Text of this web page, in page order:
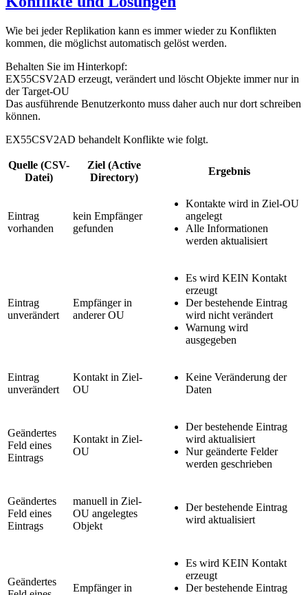
Wie bei jeder Replikation kann es immer wieder zu Konflikten
kommen, die möglichst automatisch gelöst werden.
Behalten Sie im Hinterkopf:
EX55CSV2AD erzeugt, verändert und löscht Objekte immer nur in
der Target-OU
Das ausführende Benutzerkonto muss daher auch nur dort schreiben
können.
EX55CSV2AD behandelt Konflikte wie folgt.
Quelle (CSV-
Datei)
Ziel (Active
Directory)
Ergebnis
Eintrag
vorhanden
kein Empfänger
gefunden
Kontakte wird in Ziel-OU
angelegt
Alle Informationen
werden aktualisiert
Eintrag
unverändert
Empfänger in
anderer OU
Es wird KEIN Kontakt
erzeugt
Der bestehende Eintrag
wird nicht verändert
Warnung wird
ausgegeben
Eintrag
unverändert
Kontakt in Ziel-
OU
Keine Veränderung der
Daten
Geändertes
Feld eines
Eintrags
Kontakt in Ziel-
OU
Der bestehende Eintrag
wird aktualisiert
Nur geänderte Felder
werden geschrieben
Geändertes
Feld eines
Eintrags
manuell in Ziel-
OU angelegtes
Objekt
Der bestehende Eintrag
wird aktualisiert
Geändertes
Empfänger in
Es wird KEIN Kontakt
erzeugt
Der bestehende Eintrag